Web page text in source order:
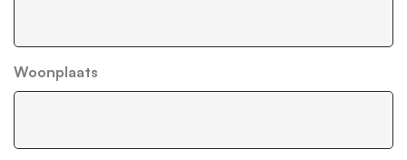
Woonplaats